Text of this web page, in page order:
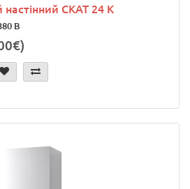
СКАТ 24 K
В